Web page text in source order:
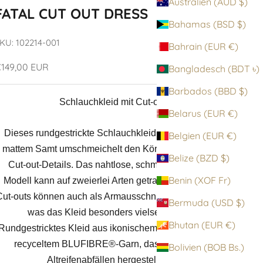
Bahamas (BSD $)
Bahrain (EUR €)
Bangladesch (BDT ৳)
Barbados (BBD $)
Belarus (EUR €)
Belgien (EUR €)
Belize (BZD $)
Benin (XOF Fr)
Bermuda (USD $)
Bhutan (EUR €)
Bolivien (BOB Bs.)
CUT OUT DRESS
102214-001
EUR
Schlauchkleid mit Cut-outs
Dieses rundgestrickte Schlauchkleid aus ikonischem,
mattem Samt umschmeichelt den Körper mit seitlichen
Cut-out-Details. Das nahtlose, schmal geschnittene
Modell kann auf zweierlei Arten getragen werden: Die
outs können auch als Armausschnitte gestylt werden,
was das Kleid besonders vielseitig macht.
Rundgestricktes Kleid aus ikonischem mattem Samt aus
recyceltem BLUFIBRE®-Garn, das teilweise aus
Altreifenabfällen hergestellt wird.